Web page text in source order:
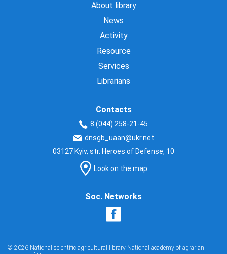
About library
News
Activity
Resource
Services
Librarians
Contacts
8 (044) 258-21-45
dnsgb_uaan@ukr.net
03127 Kyiv, str. Heroes of Defense, 10
Look on the map
Soc. Networks
© 2026 National scientific agricultural library National academy of agrarian